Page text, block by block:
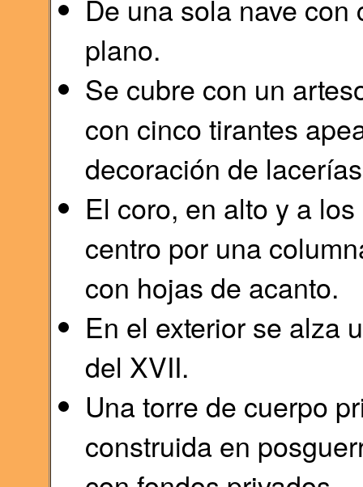
De una sola nave
plano.
Se cubre con un
con cinco tirantes
decoración de
El coro, en alto y a
centro por una
con hojas de acanto.
En el exterior se alza
del XVII.
Una torre de cuerpo
construida en